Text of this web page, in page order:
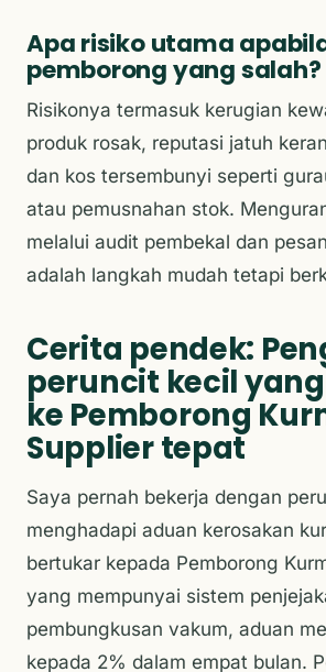
Apa risiko utama
pemborong yang salah?
Risikonya termasuk kerugian
produk rosak, reputasi jatuh
dan kos tersembunyi seperti
atau pemusnahan stok.
melalui audit pembekal dan
adalah langkah mudah tetapi
Cerita pendek:
peruncit kecil
ke Pemborong
Supplier tepat
Saya pernah bekerja dengan
menghadapi aduan kerosakan
bertukar kepada Pemborong
yang mempunyai sistem
pembungkusan vakum, aduan
kepada 2% dalam empat bulan.